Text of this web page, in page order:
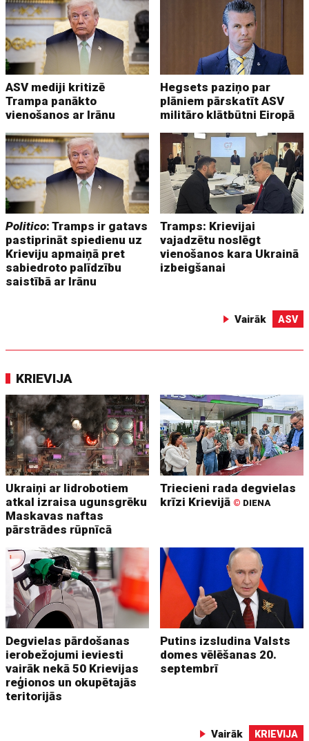
ASV mediji kritizē
Trampa panākto
vienošanos ar Irānu
Hegsets paziņo par
plāniem pārskatīt ASV
militāro klātbūtni Eiropā
Politico: Tramps ir gatavs
pastiprināt spiedienu uz
Krieviju apmaiņā pret
sabiedroto palīdzību
saistībā ar Irānu
Tramps: Krievijai
vajadzētu noslēgt
vienošanos kara Ukrainā
izbeigšanai
Vairāk ASV
KRIEVIJA
Ukraiņi ar lidrobotiem
atkal izraisa ugunsgrēku
Maskavas naftas
pārstrādes rūpnīcā
Triecieni rada degvielas
krīzi Krievijā © DIENA
Degvielas pārdošanas
ierobežojumi ieviesti
vairāk nekā 50 Krievijas
reģionos un okupētajās
teritorijās
Putins izsludina Valsts
domes vēlēšanas 20.
septembrī
Vairāk KRIEVIJA